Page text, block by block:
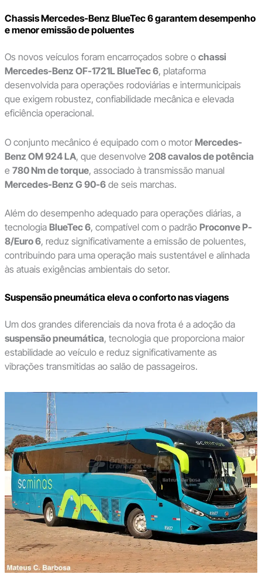
Chassis Mercedes-Benz BlueTec 6 garantem desempenho
e menor emissão de poluentes
Os novos veículos foram encarroçados sobre o chassi
Mercedes-Benz OF-1721L BlueTec 6, plataforma
desenvolvida para operações rodoviárias e intermunicipais
que exigem robustez, confiabilidade mecânica e elevada
eficiência operacional.
O conjunto mecânico é equipado com o motor Mercedes-
Benz OM 924 LA, que desenvolve 208 cavalos de potência
e 780 Nm de torque, associado à transmissão manual
Mercedes-Benz G 90-6de seis marchas.
Além do desempenho adequado para operações diárias, a
tecnologia BlueTec 6, compatível com o padrão Proconve P-
8/Euro 6, reduz significativamente a emissão de poluentes,
contribuindo para uma operação mais sustentável e alinhada
às atuais exigências ambientais do setor.
Suspensão pneumática eleva o conforto nas viagens
Um dos grandes diferenciais da nova frota é a adoção da
suspensão pneumática, tecnologia que proporciona maior
estabilidade ao veículo e reduz significativamente as
vibrações transmitidas ao salão de passageiros.